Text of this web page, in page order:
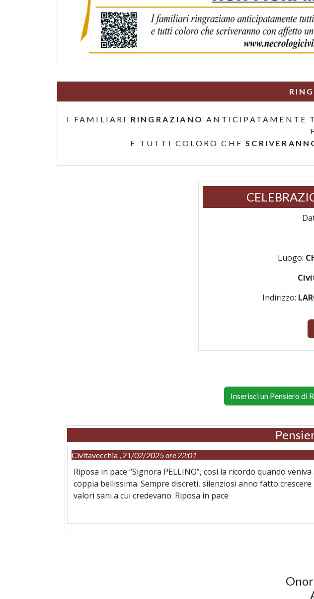
I FAMILIARI RINGRAZIANO ANTICIPATAMENTE
E TUTTI COLORO CHE
Luogo:
Indirizzo:
Inserisci un Pensiero di
Civitavecchia , 21/02/2025 ore 22:01
Riposa in pace “Signora PELLINO”, così la ricordo quando
coppia bellissima. Sempre discreti, silenziosi anno fatto
valori sani a cui credevano. Riposa in pace